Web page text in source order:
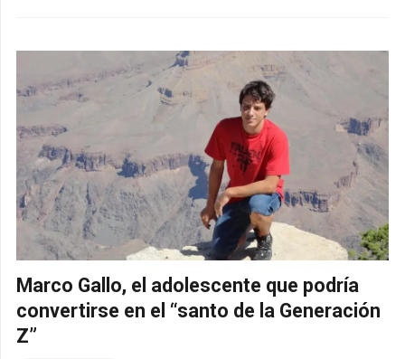
Marco Gallo, el adolescente que podría
convertirse en el “santo de la Generación
Z”